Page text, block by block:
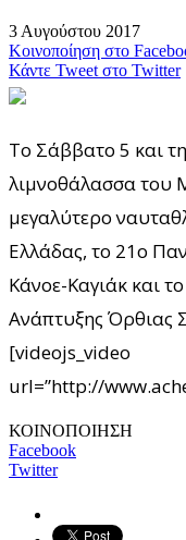
3 Αυγούστου 2017
Κοινοποίηση στο
Κάντε Tweet στο Twitter
Το Σάββατο 5 και
λιμνοθάλασσα του
μεγαλύτερο
Ελλάδας, το 21ο
Κάνοε-Καγιάκ και
Ανάπτυξης Όρθιας
[videojs_video
url=”http://
ΚΟΙΝΟΠΟΙΗΣΗ
Facebook
Twitter